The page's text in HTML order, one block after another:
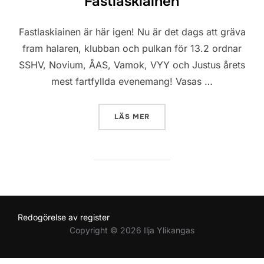
Fastlaskiainen är här igen! Nu är det dags att gräva
fram halaren, klubban och pulkan för 13.2 ordnar
SSHV, Novium, ÅAS, Vamok, VYY och Justus årets
mest fartfyllda evenemang! Vasas …
LÄS MER
Redogörelse av register
Copyright © 2026 Ilja Ylikangas